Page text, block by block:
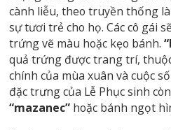
cành liễu, theo truyền thống
sự tươi trẻ cho họ. Các cô gái
trứng vẽ màu hoặc kẹo bánh.
quả trứng được trang trí,
chính của mùa xuân và cuộc
đặc trưng của Lễ Phục sinh
“mazanec” hoặc bánh ngọt